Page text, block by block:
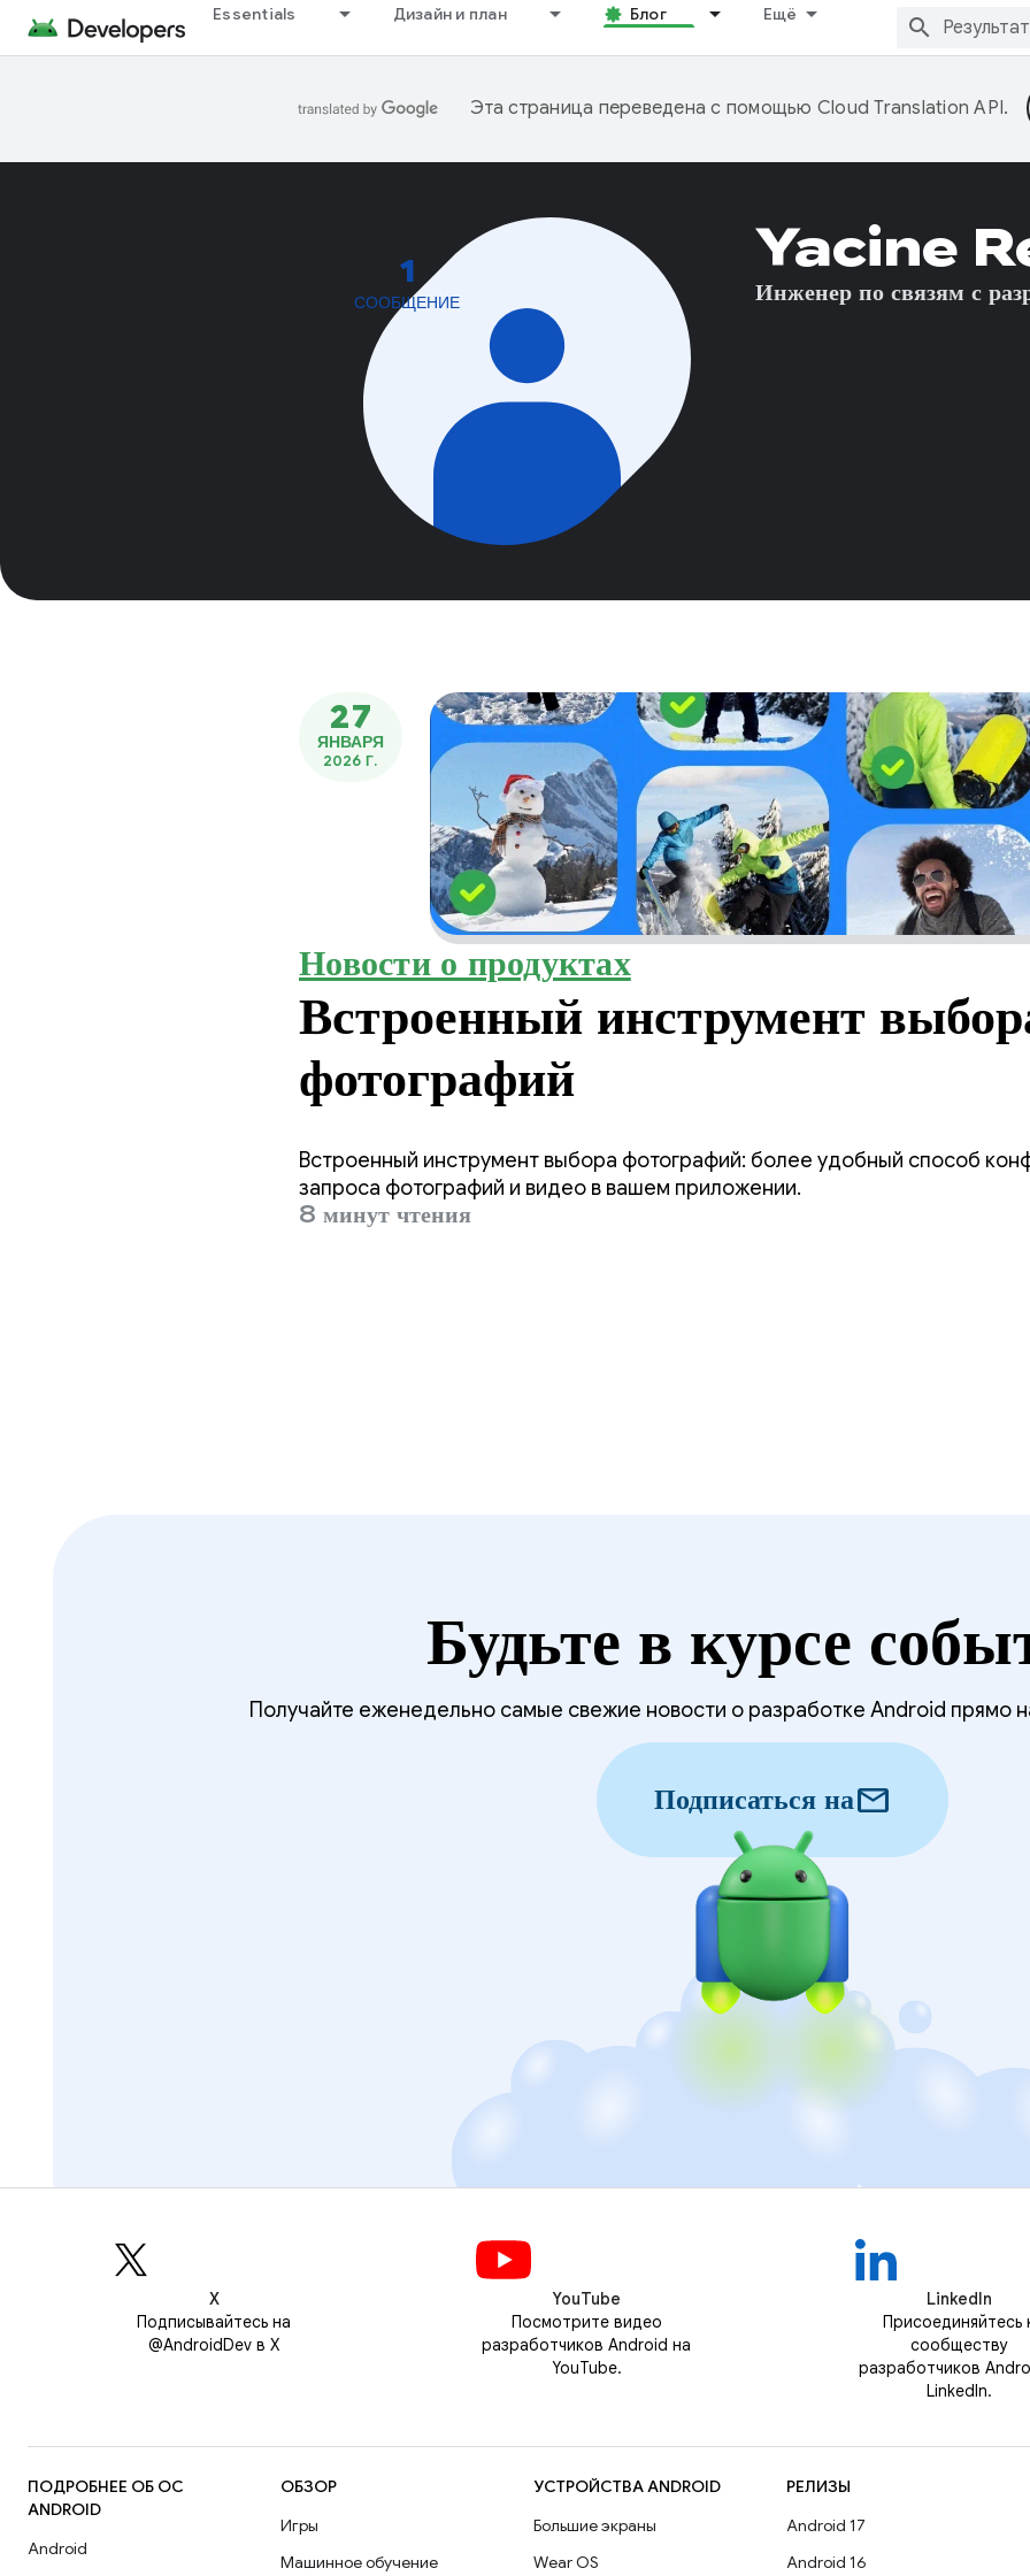
Essentials Дизайн и план Блог Ещё
Эта страница переведена с помощью Cloud Translation API.
1
СООБЩЕНИЕ
Yacine
Инженер по связям с
27
ЯНВАРЯ
2026 Г.
Новости о продуктах
Встроенный инструмент
фотографий
Встроенный инструмент выбора фотографий: более удобный способ
запроса фотографий и видео в вашем приложении.
8 минут чтения
Будьте в курсе
Получайте еженедельно самые свежие новости о разработке Android прямо
Подписаться наmail
Х
Подписывайтесь на
@AndroidDev в X
YouTube
Посмотрите видео
разработчиков Android на
YouTube.
LinkedIn
Присоединяйтесь
сообществу
разработчиков
LinkedIn.
ПОДРОБНЕЕ ОБ ОС
ANDROID
Android
ОБЗОР
Игры
Машинное обучение
УСТРОЙСТВА ANDROID
Большие экраны
Wear OS
РЕЛИЗЫ
Android 17
Android 16